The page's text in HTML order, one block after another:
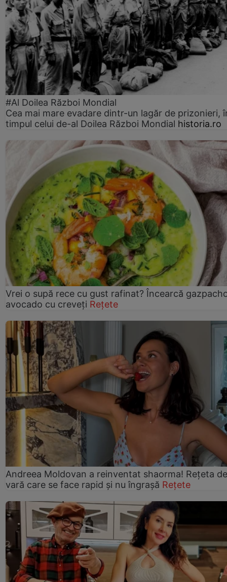
#Al Doilea Război Mondial
Cea mai mare evadare dintr-un lagăr de prizonieri,
timpul celui de-al Doilea Război Mondial historia.ro
Vrei o supă rece cu gust rafinat? Încearcă
avocado cu creveți Rețete
Andreea Moldovan a reinventat shaorma! Rețeta de
vară care se face rapid și nu îngrașă Rețete